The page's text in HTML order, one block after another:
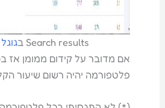
Search results ב
אם מדובר על קידום ממומן אז
פלטפורמה יהיה רשום שיעור